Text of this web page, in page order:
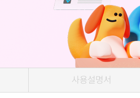
사용설명서